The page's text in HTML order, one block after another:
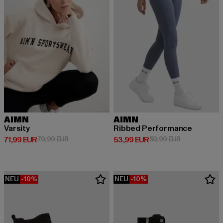
AIMN
Varsity
71,99 EUR
Derzeitiger Preis: 71,99 EUR
79,99 EURAktionspreis: 79,99 EUR
AIMN
Ribbed Performance
53,99 EUR
Derzeitiger Preis: 53,99 EUR
59,99 EURAktionspreis:
NEU -10% NEU -10%